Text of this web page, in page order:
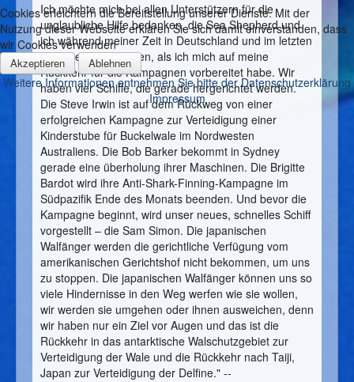
Ich möchte mich bei allen Unterstützern für die
unglaubliche Hilfe bedanken, die Sea Shepherd und
ich während meiner Zeit in Deutschland und im letzten
Monat erhalten haben, als ich mich auf meine
Rückkehr für die Kampagnen vorbereitet habe. Wir
haben vier Schiffe, die gerade hergerichtet werden.
Die Steve Irwin ist auf dem Rückweg von einer
erfolgreichen Kampagne zur Verteidigung einer
Kinderstube für Buckelwale im Nordwesten
Australiens. Die Bob Barker bekommt in Sydney
gerade eine überholung ihrer Maschinen. Die Brigitte
Bardot wird ihre Anti-Shark-Finning-Kampagne im
Südpazifik Ende des Monats beenden. Und bevor die
Kampagne beginnt, wird unser neues, schnelles Schiff
vorgestellt – die Sam Simon. Die japanischen
Walfänger werden die gerichtliche Verfügung vom
amerikanischen Gerichtshof nicht bekommen, um uns
zu stoppen. Die japanischen Walfänger können uns so
viele Hindernisse in den Weg werfen wie sie wollen,
wir werden sie umgehen oder ihnen ausweichen, denn
wir haben nur ein Ziel vor Augen und das ist die
Rückkehr in das antarktische Walschutzgebiet zur
Verteidigung der Wale und die Rückkehr nach Taiji,
Japan zur Verteidigung der Delfine." --
Cookies erleichtern die Bereitstellung unserer Dienste. Mit der
Nutzung dieser Webseite erklären Sie sich damit einverstanden, dass
wir Cookies verwenden
Akzeptieren Ablehnen
Weitere Informationen entnehmen Sie bitte der Datenschutzerklärung
Impressum